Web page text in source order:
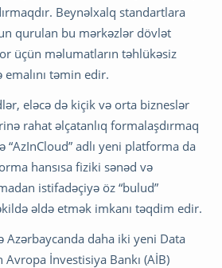
Beynəlxalq standartlara
qurulan bu mərkəzlər dövlət
üçün məlumatların təhlükəsiz
emalını təmin edir.
eləcə də kiçik və orta bizneslər
rahat əlçatanlıq formalaşdırmaq
adlı yeni platforma da
hansısa fiziki sənəd və
istifadəçiyə öz “bulud”
əldə etmək imkanı təqdim edir.
Azərbaycanda daha iki yeni Data
Avropa İnvestisiya Bankı (AİB)